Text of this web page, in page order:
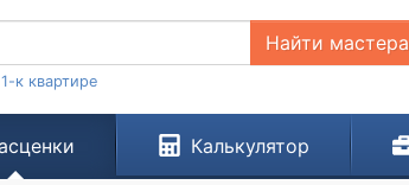
Найти мастера
к квартире
Калькулятор